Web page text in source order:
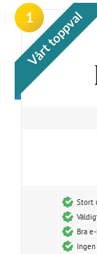
1
Vårt toppval
Stort
Bra